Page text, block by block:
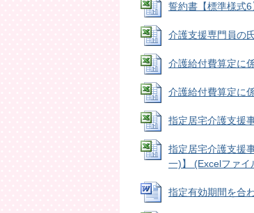
誓約書【標準様式
介護支援専門員の
介護給付費算定に
介護給付費算定に
指定居宅介護支援
指定居宅介護支援
一)】 (Excelファイ
指定有効期間を合